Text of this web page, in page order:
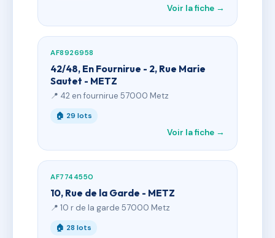
Voir la fiche →
AF8926958
42/48, En Fournirue - 2, Rue Marie
Sautet - METZ
📍 42 en fournirue 57000 Metz
🏠 29 lots
Voir la fiche →
AF7744550
10, Rue de la Garde - METZ
📍 10 r de la garde 57000 Metz
🏠 28 lots